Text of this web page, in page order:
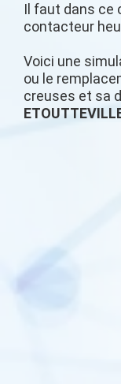
Il faut dans ce
contacteur
Voici une
ou le
creuses et sa